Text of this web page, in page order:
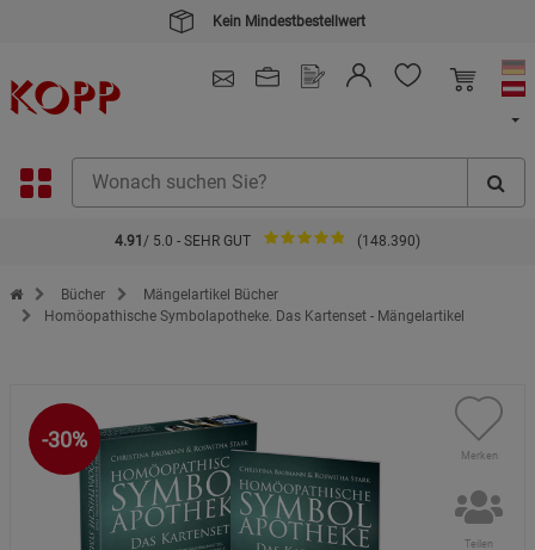
Kein Mindestbestellwert
4.91 / 5.0 - SEHR GUT (148.390)
Zur Startseite des Kopp Verlag Online-Shop
Bücher
Mängelartikel Bücher
Homöopathische Symbolapotheke. Das Kartenset - Mängelartikel
-30%
Merken
Teilen